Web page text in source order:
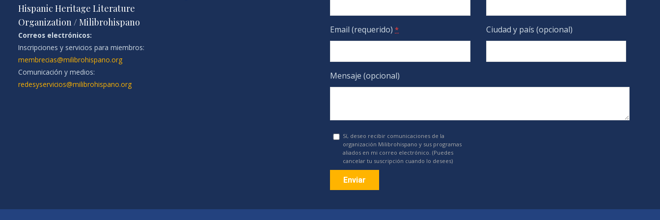
Hispanic Heritage Literature
Organization / Milibrohispano
Correos electrónicos:
Inscripciones y servicios para miembros:
membrecias@milibrohispano.org
Comunicación y medios:
redesyservicios@milibrohispano.org
Email (requerido) * Ciudad y país (opcional)
Mensaje (opcional)
Sí, deseo recibir comunicaciones de la
organización Milibrohispano y sus programas
aliados en mi correo electrónico. (Puedes
cancelar tu suscripción cuando lo desees)